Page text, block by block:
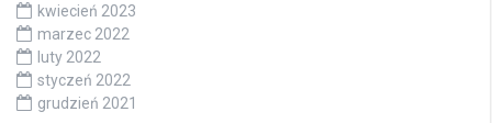
kwiecień 2023
marzec 2022
luty 2022
styczeń 2022
grudzień 2021